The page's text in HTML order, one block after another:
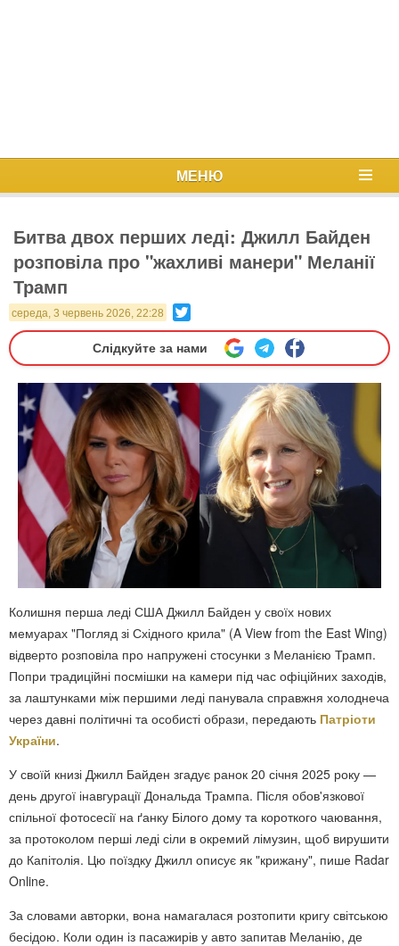
МЕНЮ
Битва двох перших леді: Джилл Байден
розповіла про "жахливі манери" Меланії
Трамп
середа, 3 червень 2026, 22:28
Слідкуйте за нами
Колишня перша леді США Джилл Байден у своїх нових
мемуарах "Погляд зі Східного крила" (A View from the East Wing)
відверто розповіла про напружені стосунки з Меланією Трамп.
Попри традиційні посмішки на камери під час офіційних заходів,
за лаштунками між першими леді панувала справжня холоднеча
через давні політичні та особисті образи, передають Патріоти
України.
У своїй книзі Джилл Байден згадує ранок 20 січня 2025 року —
день другої інавгурації Дональда Трампа. Після обов'язкової
спільної фотосесії на ґанку Білого дому та короткого чаювання,
за протоколом перші леді сіли в окремий лімузин, щоб вирушити
до Капітолія. Цю поїздку Джилл описує як "крижану", пише Radar
Online.
За словами авторки, вона намагалася розтопити кригу світською
бесідою. Коли один із пасажирів у авто запитав Меланію, де